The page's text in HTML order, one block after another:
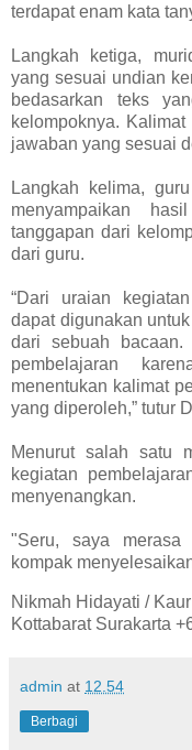
terdapat enam kata
Langkah ketiga,
yang sesuai undian
bedasarkan teks
kelompoknya.
jawaban yang sesuai
Langkah kelima,
menyampaikan
tanggapan dari
dari guru.
“Dari uraian
dapat digunakan
dari sebuah
pembelajaran
menentukan kalimat
yang diperoleh,” tutur
Menurut salah satu
kegiatan
menyenangkan.
"Seru, saya merasa
kompak
Nikmah Hidayati /
Kottabarat Surakarta
admin at 12.54
Berbagi